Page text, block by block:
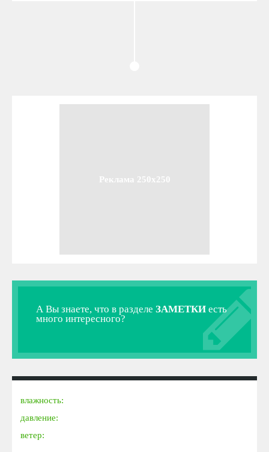
Реклама 250x250
А Вы знаете, что в разделе ЗАМЕТКИ есть
много интересного?
влажность:
давление:
ветер: